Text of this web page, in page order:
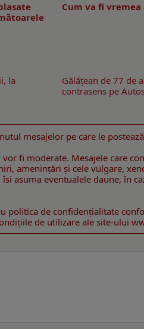
Cum va fi vremea
la
Gălăţean de 77 de
contrasens pe
mesajelor pe care le
fi moderate. Mesajele care
ameninţări şi cele vulgare,
asuma eventualele daune, în
politica de confidenţialitate
de utilizare ale site-ului